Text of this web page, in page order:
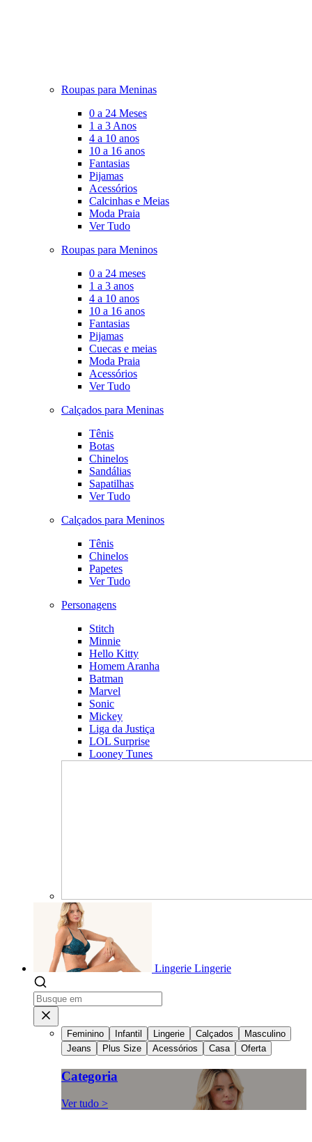
Roupas para Meninas
0 a 24 Meses
1 a 3 Anos
4 a 10 anos
10 a 16 anos
Fantasias
Pijamas
Acessórios
Calcinhas e Meias
Moda Praia
Ver Tudo
Roupas para Meninos
0 a 24 meses
1 a 3 anos
4 a 10 anos
10 a 16 anos
Fantasias
Pijamas
Cuecas e meias
Moda Praia
Acessórios
Ver Tudo
Calçados para Meninas
Tênis
Botas
Chinelos
Sandálias
Sapatilhas
Ver Tudo
Calçados para Meninos
Tênis
Chinelos
Papetes
Ver Tudo
Personagens
Stitch
Minnie
Hello Kitty
Homem Aranha
Batman
Marvel
Sonic
Mickey
Liga da Justiça
LOL Surprise
Looney Tunes
Lingerie Lingerie
Feminino Infantil Lingerie Calçados
Masculino
Jeans
Plus Size Acessórios Casa Oferta
Categoria
Ver tudo >